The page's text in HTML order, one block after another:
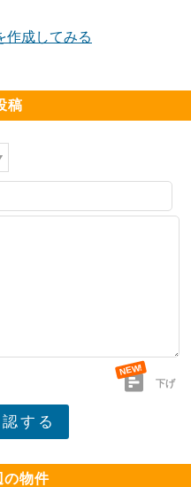
作成してみる
稿
下げ
の物件